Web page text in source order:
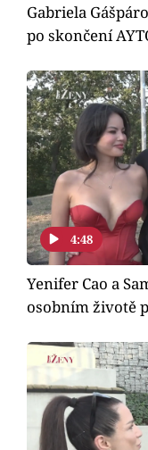
Gabriela
po skončení
4:48
Yenifer Cao a
osobním životě